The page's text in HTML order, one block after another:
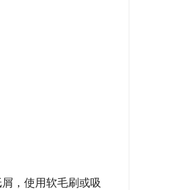
，使用软毛刷或吸